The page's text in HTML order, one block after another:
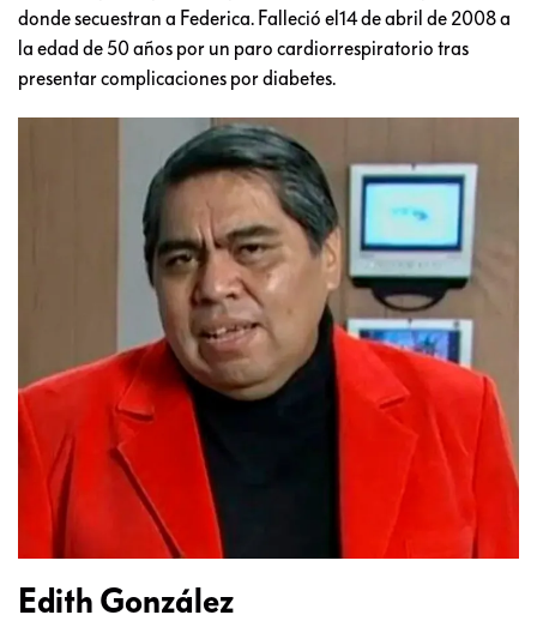
donde secuestran a Federica. Falleció el14 de abril de 2008 a
la edad de 50 años por un paro cardiorrespiratorio tras
presentar complicaciones por diabetes.
Edith González